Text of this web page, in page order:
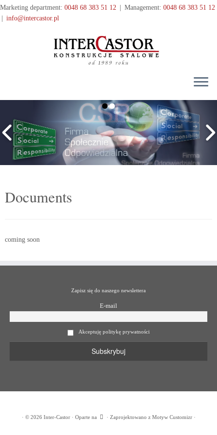
Przejdź
do
Marketing department: 0048 68 383 51 12 Management: 0048 68 383 51 12
info@intercastor.pl
Documents
coming soon
Zapisz się do naszego newslettera
E-mail
Akceptuję politykę prywatności
· © 2026 Inter-Castor· Oparte na · Zaprojektowano z Motyw Customizr·